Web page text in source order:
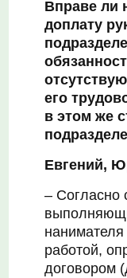
Вправе ли
доплату
его
в этом же
Евгений,
– Согласно
работой,
договором